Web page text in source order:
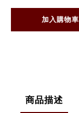
加入購物車
商品描述